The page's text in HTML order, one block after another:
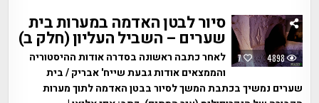
7 4898
סיור לבטן האדמה במערות בית
שערים – השביל העליון (חלק ב)
לאחר כתבה ראשונה בסדרה אודות ההיסטוריה
והממצאים אודות גבעת שייח' אבריק / בית
שערים נמשיך בכתבת המשך לסיור בבטן האדמה לתוך מערות